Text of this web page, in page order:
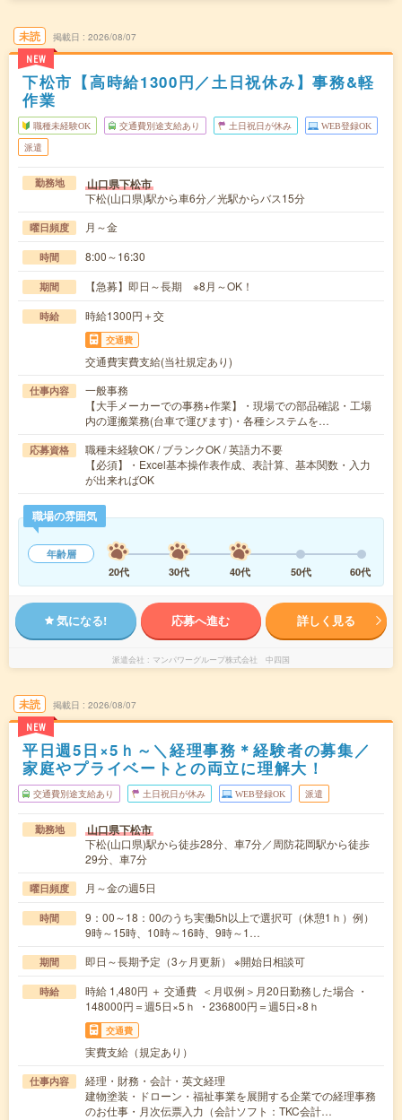
未読
NEW
掲載日 2026/08/07
下松市【高時給1300円／土日祝休み】事務&軽
作業
職種未経験OK 交通費別途支給あり 土日祝日が休み WEB登録OK
派遣
勤務地 山口県下松市
下松(山口県)駅から車6分／光駅からバス15分
曜日頻度 月～金
時間 8:00～16:30
期間 【急募】即日～長期 ※8月～OK！
時給 時給1300円＋交
交通費
交通費実費支給(当社規定あり)
仕事内容
一般事務
【大手メーカーでの事務+作業】・現場での部品確認・工場
内の運搬業務(台車で運びます)・各種システムを…
応募資格
職種未経験OK / ブランクOK / 英語力不要
【必須】・Excel基本操作表作成、表計算、基本関数・入力
が出来ればOK
職場の雰囲気
年齢層
20代
30代 40代 50代 60代
気になる! 応募へ進む 詳しく見る
派遣会社 マンパワーグループ株式会社 中四国
未読
NEW
掲載日 2026/08/07
平日週5日×5ｈ～＼経理事務＊経験者の募集／
家庭やプライベートとの両立に理解大！
交通費別途支給あり 土日祝日が休み WEB登録OK 派遣
勤務地 山口県下松市
下松(山口県)駅から徒歩28分、車7分／周防花岡駅から徒歩
29分、車7分
曜日頻度 月～金の週5日
時間
9：00～18：00のうち実働5h以上で選択可（休憩1ｈ）例）
9時～15時、10時～16時、9時～1…
期間 即日～長期予定（3ヶ月更新） ※開始日相談可
時給
時給 1,480円 ＋ 交通費 ＜月収例＞月20日勤務した場合 ・
148000円＝週5日×5ｈ ・236800円＝週5日×8ｈ
交通費
実費支給（規定あり）
仕事内容
経理・財務・会計・英文経理
建物塗装・ドローン・福祉事業を展開する企業での経理事務
のお仕事・月次伝票入力（会計ソフト：TKC会計…